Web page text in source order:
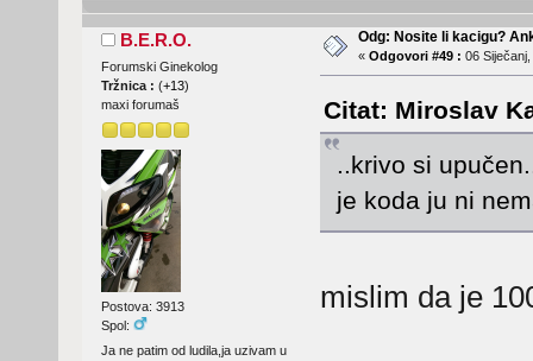
B.E.R.O.
Forumski Ginekolog
Tržnica : (+13)
maxi forumaš
Postova: 3913
Spol:
Ja ne patim od ludila,ja uzivam u
Odg: Nosite li kacigu?
« Odgovori #49 : 06
Citat: Miroslav
..krivo si
je koda ju ni
mislim da je